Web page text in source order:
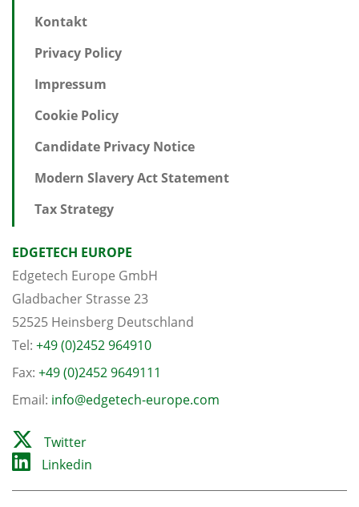
Kontakt
Privacy Policy
Impressum
Cookie Policy
Candidate Privacy Notice
Modern Slavery Act Statement
Tax Strategy
EDGETECH EUROPE
Edgetech Europe GmbH
Gladbacher Strasse 23
52525 Heinsberg Deutschland
Tel: +49 (0)2452 964910
Fax: +49 (0)2452 9649111
Email: info@edgetech-europe.com
Twitter
Linkedin